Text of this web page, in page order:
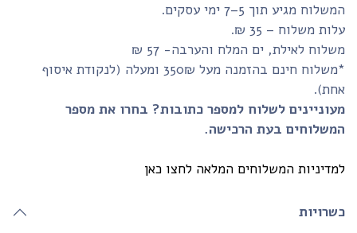
מגיע תוך 5–7 ימי עסקים.
משלוח – 35 ₪.
לאילת, ים המלח והערבה- 57 ₪
*משלוח חינם בהזמנה מעל 350₪ ומעלה (לנקודת איסוף
לשלוח למספר כתובות? בחרו את מספר
בעת הרכישה.
המשלוחים המלאה לחצו כאן